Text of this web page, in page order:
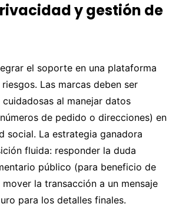
y gestión de
el soporte en una plataforma
Las marcas deben ser
al manejar datos
de pedido o direcciones) en
social. La estrategia ganadora
fluida: responder la duda
público (para beneficio de
la transacción a un mensaje
para los detalles finales.